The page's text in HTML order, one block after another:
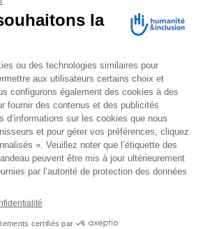
Canada | 50, Sainte-Catherine Ouest -
| H2X 3V4 Montréal
info@canada.hi.org
: (514) 908-2813
: 88914 7401 RR0001
relatives à votre donation, s'il vous
à l'adresse courriel suivante